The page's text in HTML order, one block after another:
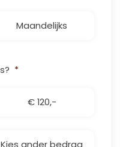
Maandelijks
*
€ 120,-
Kies ander bedrag